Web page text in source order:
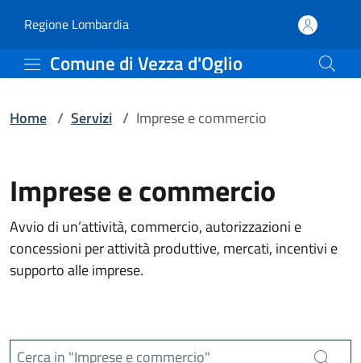
Servizi | Comune di
Regione Lombardia(apre in un'altra scheda).
Comune di Vezza d'Oglio
Home / Servizi / Imprese e commercio
Imprese e commercio
Avvio di un’attività, commercio, autorizzazioni e
concessioni per attività produttive, mercati, incentivi e
supporto alle imprese.
Cerca in "Imprese e commercio"